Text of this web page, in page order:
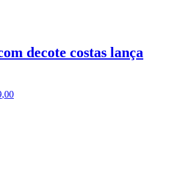
decote costas lança
,00